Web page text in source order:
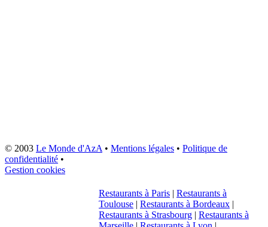
© 2003 Le Monde d'AzA• Mentions légales • Politique de
confidentialité •
Gestion cookies
Restaurants à Paris | Restaurants à
Toulouse | Restaurants à Bordeaux |
Restaurants à Strasbourg | Restaurants à